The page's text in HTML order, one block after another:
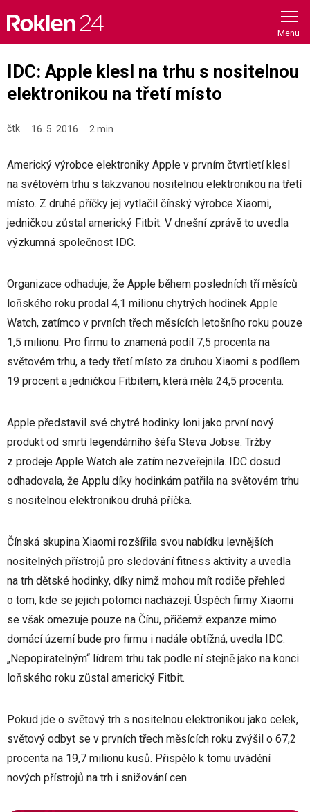
content
IDC: Apple klesl na trhu s nositelnou
elektronikou na třetí místo
čtk 16. 5. 2016 2 min
Americký výrobce elektroniky Apple v prvním čtvrtletí klesl
na světovém trhu s takzvanou nositelnou elektronikou na třetí
místo. Z druhé příčky jej vytlačil čínský výrobce Xiaomi,
jedničkou zůstal americký Fitbit. V dnešní zprávě to uvedla
výzkumná společnost IDC.
Organizace odhaduje, že Apple během posledních tří měsíců
loňského roku prodal 4,1 milionu chytrých hodinek Apple
Watch, zatímco v prvních třech měsících letošního roku pouze
1,5 milionu. Pro firmu to znamená podíl 7,5 procenta na
světovém trhu, a tedy třetí místo za druhou Xiaomi s podílem
19 procent a jedničkou Fitbitem, která měla 24,5 procenta.
Apple představil své chytré hodinky loni jako první nový
produkt od smrti legendárního šéfa Steva Jobse. Tržby
z prodeje Apple Watch ale zatím nezveřejnila. IDC dosud
odhadovala, že Applu díky hodinkám patřila na světovém trhu
s nositelnou elektronikou druhá příčka.
Čínská skupina Xiaomi rozšířila svou nabídku levnějších
nositelných přístrojů pro sledování fitness aktivity a uvedla
na trh dětské hodinky, díky nimž mohou mít rodiče přehled
o tom, kde se jejich potomci nacházejí. Úspěch firmy Xiaomi
se však omezuje pouze na Čínu, přičemž expanze mimo
domácí území bude pro firmu i nadále obtížná, uvedla IDC.
„Nepopiratelným“ lídrem trhu tak podle ní stejně jako na konci
loňského roku zůstal americký Fitbit.
Pokud jde o světový trh s nositelnou elektronikou jako celek,
světový odbyt se v prvních třech měsících roku zvýšil o 67,2
procenta na 19,7 milionu kusů. Přispělo k tomu uvádění
nových přístrojů na trh i snižování cen.